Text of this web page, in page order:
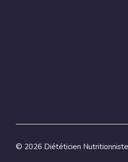
© 2026 Diététicien